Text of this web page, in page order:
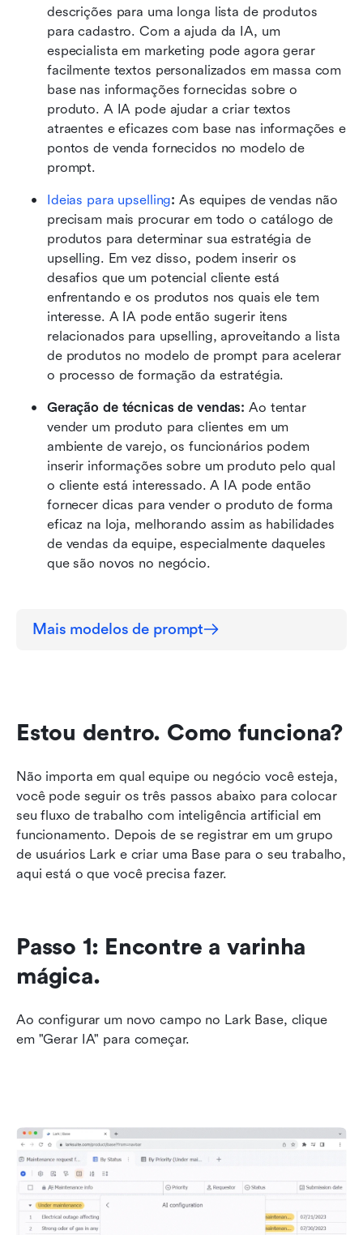
descrições para uma longa lista de produtos
para cadastro. Com a ajuda da IA, um
especialista em marketing pode agora gerar
facilmente textos personalizados em massa com
base nas informações fornecidas sobre o
produto. A IA pode ajudar a criar textos
atraentes e eficazes com base nas informações e
pontos de venda fornecidos no modelo de
prompt.
Ideias para upselling: As equipes de vendas não
precisam mais procurar em todo o catálogo de
produtos para determinar sua estratégia de
upselling. Em vez disso, podem inserir os
desafios que um potencial cliente está
enfrentando e os produtos nos quais ele tem
interesse. A IA pode então sugerir itens
relacionados para upselling, aproveitando a lista
de produtos no modelo de prompt para acelerar
o processo de formação da estratégia.
Geração de técnicas de vendas: Ao tentar
vender um produto para clientes em um
ambiente de varejo, os funcionários podem
inserir informações sobre um produto pelo qual
o cliente está interessado. A IA pode então
fornecer dicas para vender o produto de forma
eficaz na loja, melhorando assim as habilidades
de vendas da equipe, especialmente daqueles
que são novos no negócio.
Mais modelos de prompt
Estou dentro. Como funciona?
Não importa em qual equipe ou negócio você esteja,
você pode seguir os três passos abaixo para colocar
seu fluxo de trabalho com inteligência artificial em
funcionamento. Depois de se registrar em um grupo
de usuários Lark e criar uma Base para o seu trabalho,
aqui está o que você precisa fazer.
Passo 1: Encontre a varinha
mágica.
Ao configurar um novo campo no Lark Base, clique
em "Gerar IA" para começar.